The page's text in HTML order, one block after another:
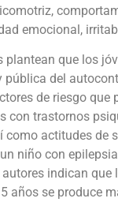
emocional,
que los
pública del
de riesgo
con trastornos
como actitudes de
niño con
indican
años se produce